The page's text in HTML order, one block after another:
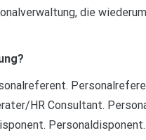
die
HR Consultant.